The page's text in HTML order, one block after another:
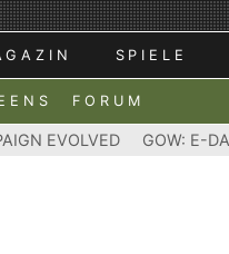
SPIELE
FORUM
EVOLVED GOW: E-